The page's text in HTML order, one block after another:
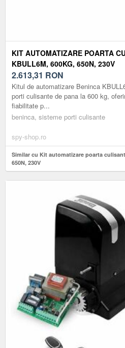
KIT AUTOMATIZARE POARTA
KBULL6M, 600KG, 650N, 230V
2.613,31 RON
Kitul de automatizare Beninca
porti culisante de pana la 600 kg,
fiabilitate p...
beninca, sisteme porti culisante
spy-shop.ro
Similar cu Kit automatizare poarta
650N, 230V